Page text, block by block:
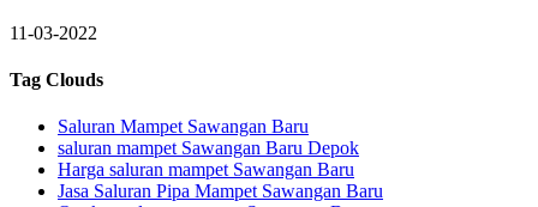
11-03-2022
Tag Clouds
Saluran Mampet Sawangan Baru
saluran mampet Sawangan Baru Depok
Harga saluran mampet Sawangan Baru
Jasa Saluran Pipa Mampet Sawangan Baru